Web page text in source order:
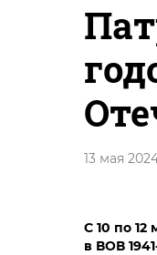
13 мая
С 10 по
в ВОВ